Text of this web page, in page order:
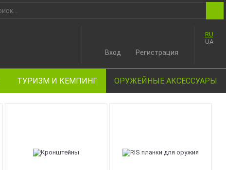
RU
UA
Вход Регистрация
ТУРИЗМ И КЕМПИНГ ОРУЖЕЙНЫЕ АКСЕССУАРЫ